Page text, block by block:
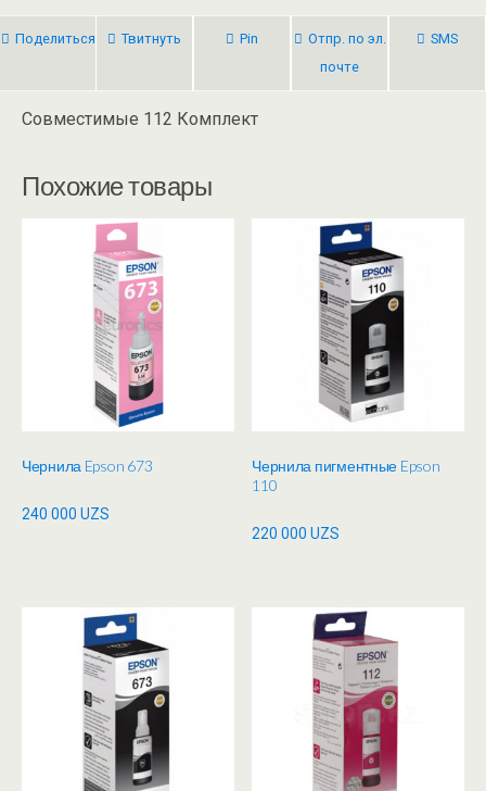
Поделиться Твитнуть Pin
Отпр. по эл.
почте
SMS
Совместимые 112 Комплект
Похожие товары
Чернила Epson 673
240 000 UZS
Чернила пигментные Epson
110
220 000UZS